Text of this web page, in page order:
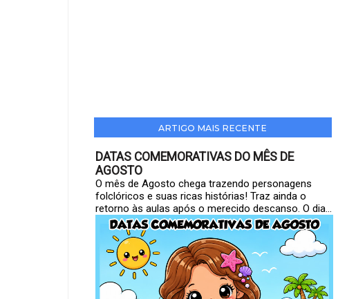
ARTIGO MAIS RECENTE
DATAS COMEMORATIVAS DO MÊS DE
AGOSTO
O mês de Agosto chega trazendo personagens
folclóricos e suas ricas histórias! Traz ainda o
retorno às aulas após o merecido descanso. O dia...